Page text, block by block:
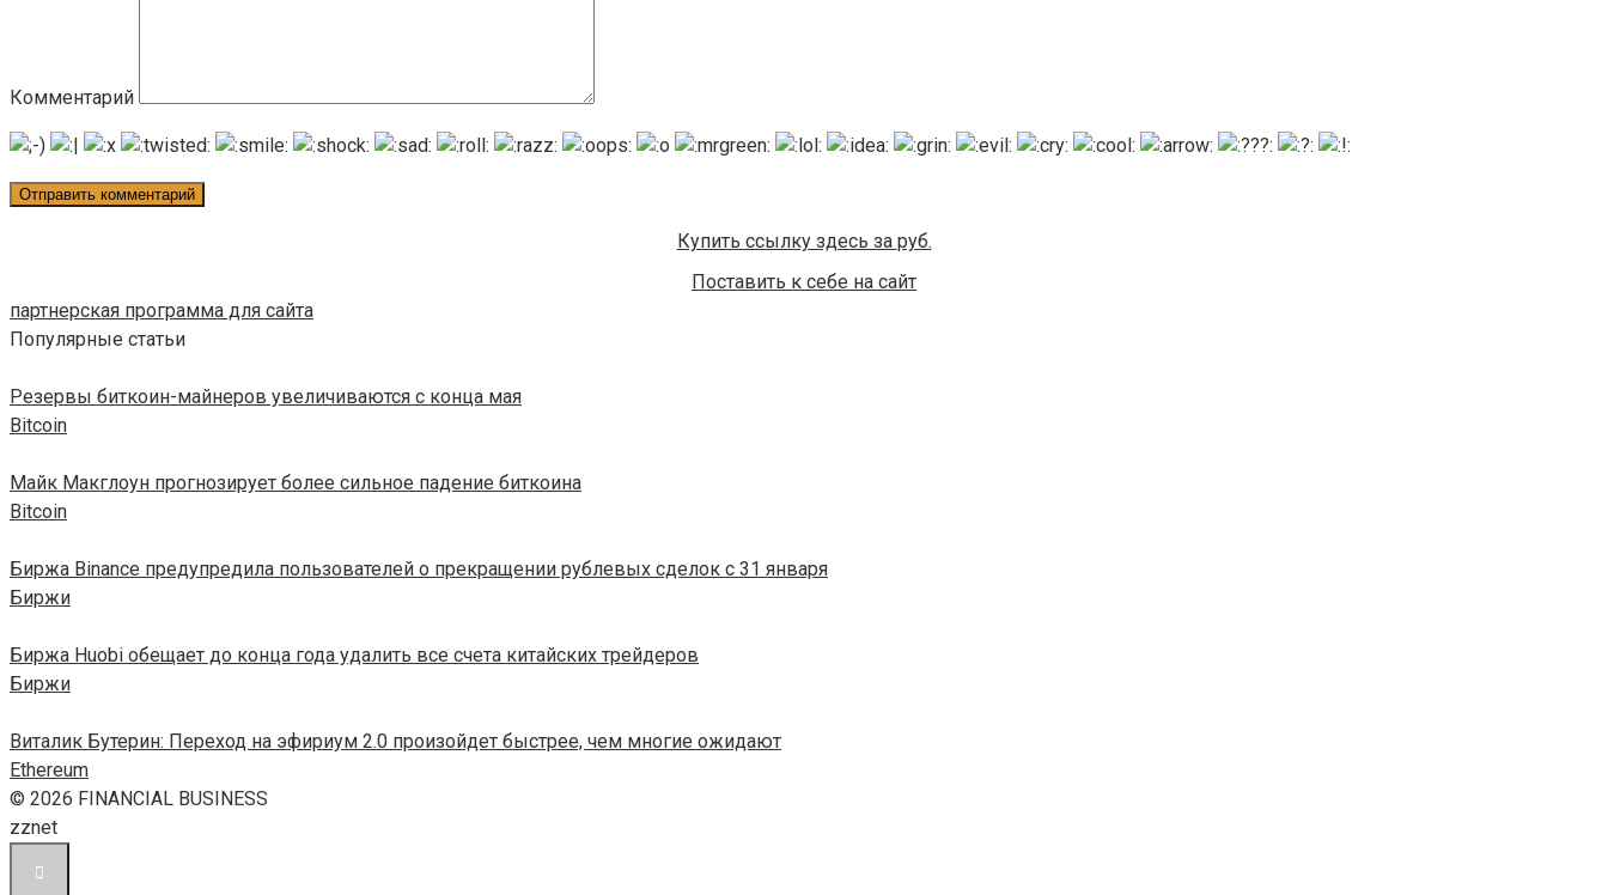
Комментарий
Купить ссылку здесь за руб.
Поставить к себе на сайт
партнерская программа для сайта
Популярные статьи
Резервы биткоин-майнеров увеличиваются с конца мая
Bitcoin
Майк Макглоун прогнозирует более сильное падение биткоина
Bitcoin
Биржа Binance предупредила пользователей о прекращении рублевых сделок с 31 января
Биржи
Биржа Huobi обещает до конца года удалить все счета китайских трейдеров
Биржи
Виталик Бутерин: Переход на эфириум 2.0 произойдет быстрее, чем многие ожидают
Ethereum
© 2026 FINANCIAL BUSINESS
zznet